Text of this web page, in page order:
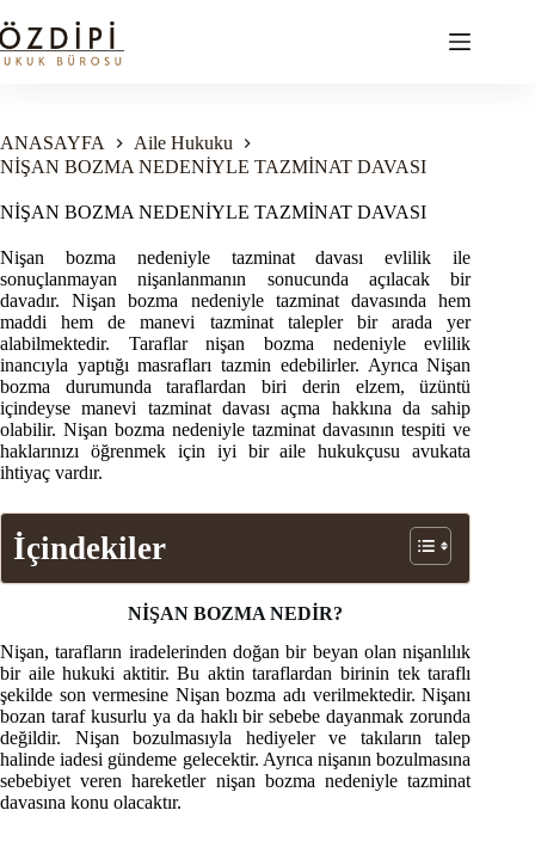
to
content
ANASAYFA
Aile Hukuku
NİŞAN BOZMA NEDENİYLE TAZMİNAT DAVASI
NİŞAN BOZMA NEDENİYLE TAZMİNAT DAVASI
Nişan bozma nedeniyle tazminat davası evlilik ile
sonuçlanmayan nişanlanmanın sonucunda açılacak bir
davadır. Nişan bozma nedeniyle tazminat davasında hem
maddi hem de manevi tazminat talepler bir arada yer
alabilmektedir. Taraflar nişan bozma nedeniyle evlilik
inancıyla yaptığı masrafları tazmin edebilirler. Ayrıca Nişan
bozma durumunda taraflardan biri derin elzem, üzüntü
içindeyse manevi tazminat davası açma hakkına da sahip
olabilir. Nişan bozma nedeniyle tazminat davasının tespiti ve
haklarınızı öğrenmek için iyi bir aile hukukçusu avukata
ihtiyaç vardır.
İçindekiler
NİŞAN BOZMA NEDİR?
Nişan, tarafların iradelerinden doğan bir beyan olan nişanlılık
bir aile hukuki aktitir. Bu aktin taraflardan birinin tek taraflı
şekilde son vermesine Nişan bozma adı verilmektedir. Nişanı
bozan taraf kusurlu ya da haklı bir sebebe dayanmak zorunda
değildir. Nişan bozulmasıyla hediyeler ve takıların talep
halinde iadesi gündeme gelecektir. Ayrıca nişanın bozulmasına
sebebiyet veren hareketler nişan bozma nedeniyle tazminat
davasına konu olacaktır.